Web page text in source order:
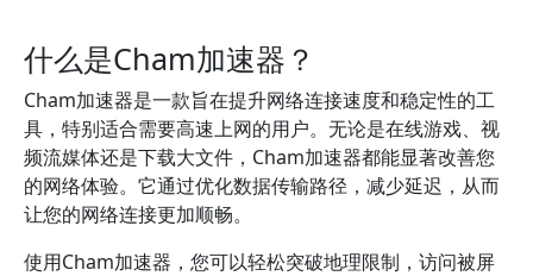
什么是Cham加速器？
Cham加速器是一款旨在提升网络连接速度和稳定性的工
具，特别适合需要高速上网的用户。无论是在线游戏、视
频流媒体还是下载大文件，Cham加速器都能显著改善您
的网络体验。它通过优化数据传输路径，减少延迟，从而
让您的网络连接更加顺畅。
使用Cham加速器，您可以轻松突破地理限制，访问被屏